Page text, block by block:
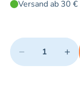
Versand ab 30
Quantity
− +
Minimum quantity:
Add 1 item to cart